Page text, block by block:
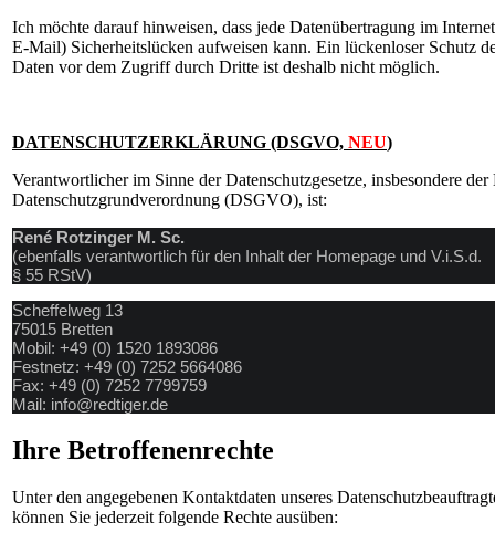
Ich möchte darauf hinweisen, dass jede Datenübertragung im
E-Mail) Sicherheitslücken aufweisen kann. Ein lückenloser Schutz
Daten vor dem Zugriff durch Dritte ist deshalb nicht möglich.
DATENSCHUTZERKLÄRUNG (DSGVO, NEU)
Verantwortlicher im Sinne der Datenschutzgesetze, insbesondere der
Datenschutzgrundverordnung (DSGVO), ist:
René Rotzinger M. Sc.
(ebenfalls verantwortlich für den Inhalt der Homepage und V.i.S.d.
§ 55 RStV)
Scheffelweg 13
75015 Bretten
Mobil: +49 (0) 1520 1893086
Festnetz: +49 (0) 7252 5664086
Fax: +49 (0) 7252 7799759
Mail: info@redtiger.de
Ihre Betroffenenrechte
Unter den angegebenen Kontaktdaten unseres
können Sie jederzeit folgende Rechte ausüben: